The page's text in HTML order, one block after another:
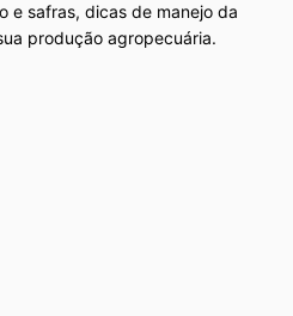
e safras, dicas de manejo da
produção agropecuária.